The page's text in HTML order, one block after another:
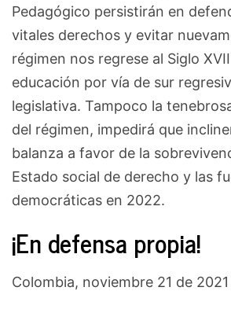
Pedagógico persistirán en
vitales derechos y evitar
régimen nos regrese al Siglo
educación por vía de sur
legislativa. Tampoco la
del régimen, impedirá que
balanza a favor de la
Estado social de derecho y las
democráticas en 2022.
¡En defensa propia!
Colombia, noviembre 21 de 2021